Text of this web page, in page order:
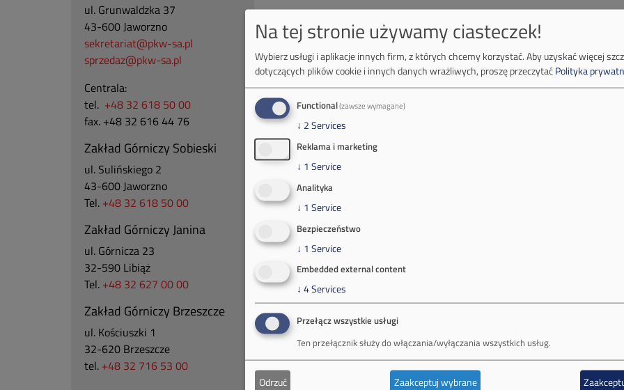
ul. Grunwaldzka 37
43-600 Jaworzno
sekretariat@pkw-sa.pl
sprzedaz@pkw-sa.pl
Centrala:
tel. +48 32 618 50 00
fax. +48 32 616 44 76
Zakład Górniczy Sobieski
ul. Sulińskiego 2
43-600 Jaworzno
Tel. +48 32 618 50 00
Zakład Górniczy Janina
ul. Górnicza 23
32-590 Libiąż
Tel. +48 32 627 00 00
Zakład Górniczy Brzeszcze
ul. Kościuszki 1
32-620 Brzeszcze
tel. +48 32 716 53 00
Na tej stronie używamy ciasteczek!
Wybierz usługi i aplikacje innych firm, z których chcemy korzystać.Aby uzyskać więcej
dotyczących plików cookie i innych danych wrażliwych, proszę przeczytaćPolityka
Functional(zawsze wymagane)
↓ 2Services
Reklama i marketing
↓ 1 Service
Analityka
↓ 1 Service
Bezpieczeństwo
↓ 1 Service
Embedded external content
↓ 4Services
Przełącz wszystkie usługi
Ten przełącznik służy do włączania/wyłączania wszystkich usług.
Odrzuć Zaakceptuj wybrane